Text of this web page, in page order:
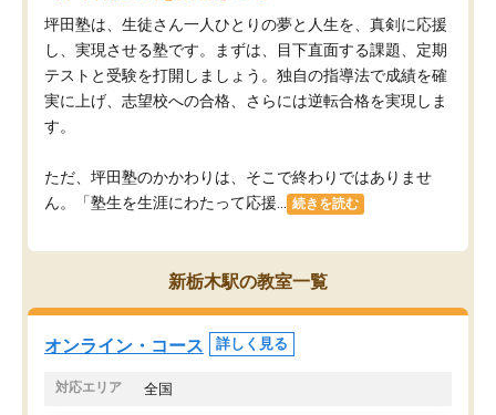
坪田塾は、生徒さん一人ひとりの夢と人生を、真剣に応援
し、実現させる塾です。まずは、目下直面する課題、定期
テストと受験を打開しましょう。独自の指導法で成績を確
実に上げ、志望校への合格、さらには逆転合格を実現しま
す。
ただ、坪田塾のかかわりは、そこで終わりではありませ
ん。「塾生を生涯にわたって応援...
続きを読む
新栃木駅の教室一覧
オンライン・コース 詳しく見る
対応エリア 全国